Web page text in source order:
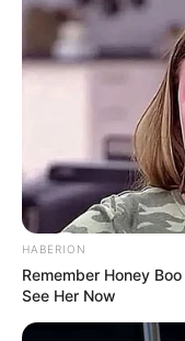
Informationen
e
Militär
einen
Warschauer
Informationen
Die beliebtesten
HABERION
Remember Honey
See Her Now